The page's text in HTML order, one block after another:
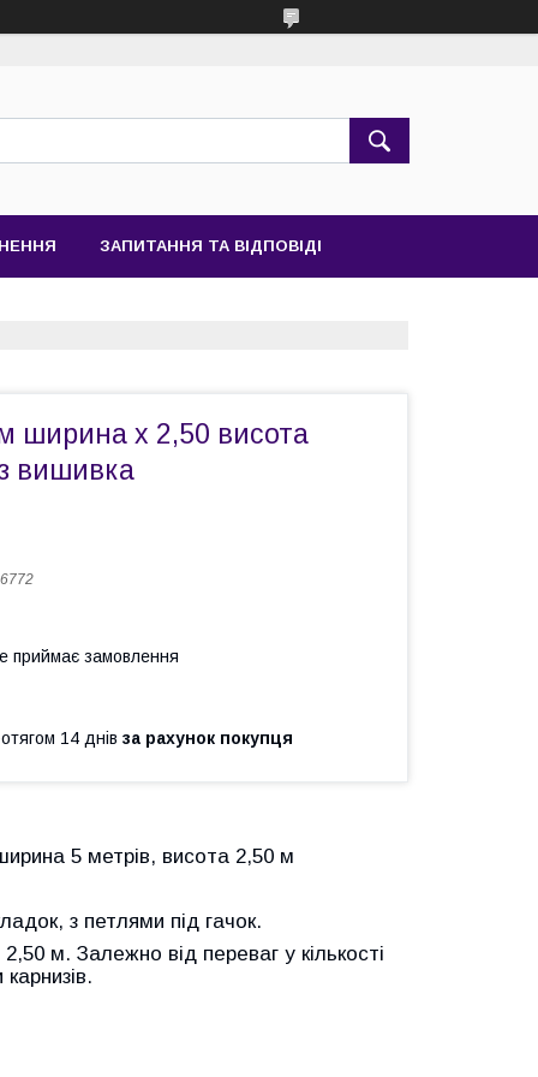
ЗАПИТАННЯ ТА ВІДПОВІДІ
ширина х 2,50 висота
вишивка
приймає замовлення
14 днів за рахунок покупця
5 метрів, висота 2,50 м
з петлями під гачок.
м. Залежно від переваг у кількості